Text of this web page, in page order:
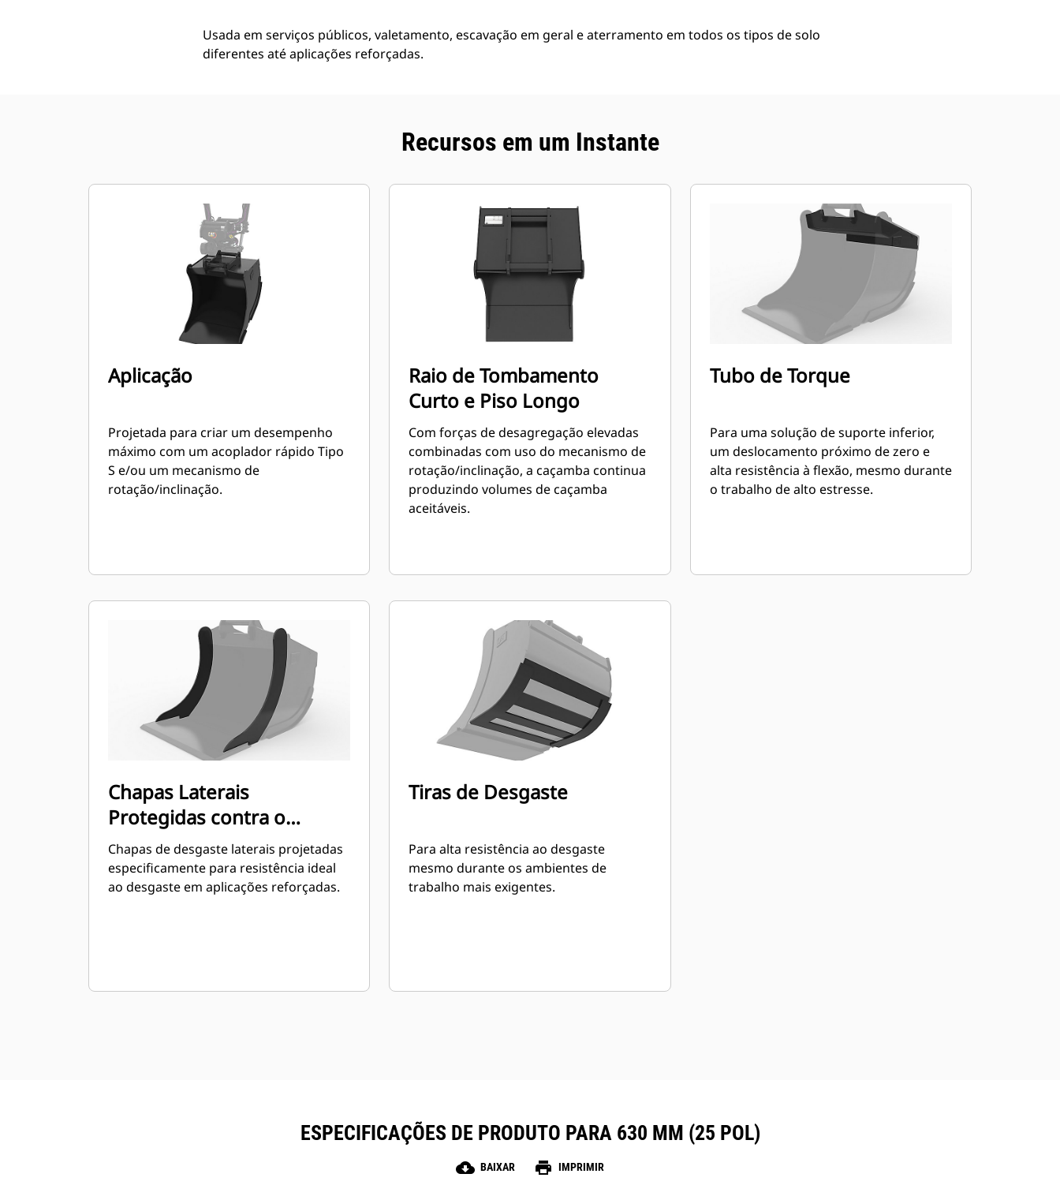
Usada em serviços públicos, valetamento, escavação em geral e aterramento em todos os tipos de solo
diferentes até aplicações reforçadas.
Recursos em um Instante
Aplicação
Projetada para criar um desempenho
máximo com um acoplador rápido Tipo
S e/ou um mecanismo de
rotação/inclinação.
Raio de Tombamento
Curto e Piso Longo
Com forças de desagregação elevadas
combinadas com uso do mecanismo de
rotação/inclinação, a caçamba continua
produzindo volumes de caçamba
aceitáveis.
Tubo de Torque
Para uma solução de suporte inferior,
um deslocamento próximo de zero e
alta resistência à flexão, mesmo durante
o trabalho de alto estresse.
Chapas Laterais
Protegidas contra o
Desgaste
Chapas de desgaste laterais projetadas
especificamente para resistência ideal
ao desgaste em aplicações reforçadas.
Tiras de Desgaste
Para alta resistência ao desgaste
mesmo durante os ambientes de
trabalho mais exigentes.
ESPECIFICAÇÕES DE PRODUTO PARA 630 MM (25 POL)
cloud_download BAIXAR print IMPRIMIR